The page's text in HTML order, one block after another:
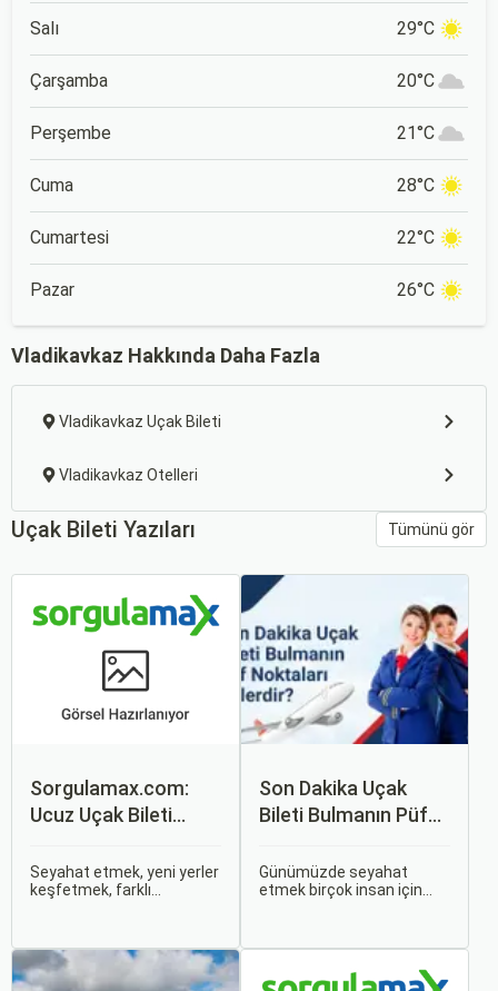
Salı 29°C
Çarşamba 20°C
Perşembe 21°C
Cuma 28°C
Cumartesi 22°C
Pazar 26°C
Vladikavkaz Hakkında Daha Fazla
Vladikavkaz Uçak Bileti
Vladikavkaz Otelleri
Uçak Bileti Yazıları Tümünü gör
Sorgulamax.com:
Ucuz Uçak Bileti
Seyahat etmek, yeni yerler
keşfetmek, farklı
bir yoldur. Bu yolculukların
ilk adımı ise, genellikle bir
Son Dakika Uçak
Bileti Bulmanın Püf
Günümüzde seyahat
etmek birçok insan için
bu durumda uygun fiyatlı